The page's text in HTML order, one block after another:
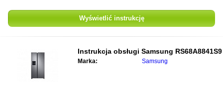
Wyświetlić instrukcję
Instrukcja obsługi Samsung RS68A8841S9
Marka: Samsung